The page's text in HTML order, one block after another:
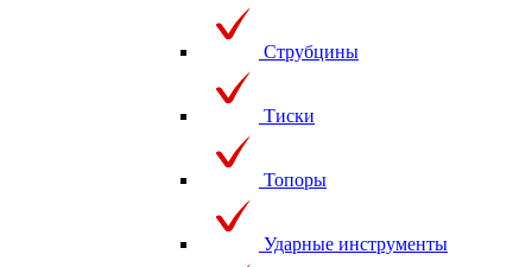
Струбцины
Тиски
Топоры
Ударные инструменты